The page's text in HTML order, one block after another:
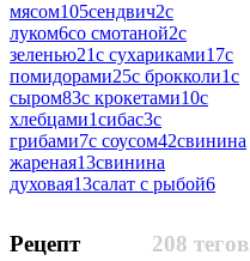
мясом105сендвич2с
луком6со смотаной2с
зеленью21с сухариками17с
помидорами25с брокколи1с
сыром83с крокетами10с
хлебцами1сибас3с
грибами7с соусом42свинина
жареная13свинина
духовая13салат с рыбой6
208 тегов
Рецепт